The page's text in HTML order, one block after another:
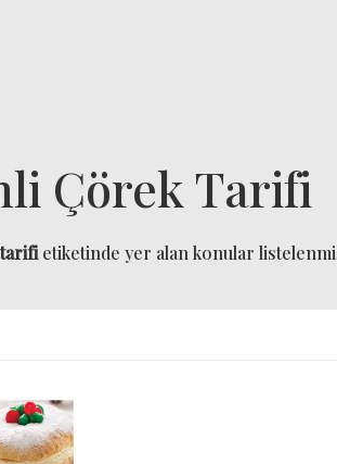
Çörek Tarifi
etiketinde yer alan konular